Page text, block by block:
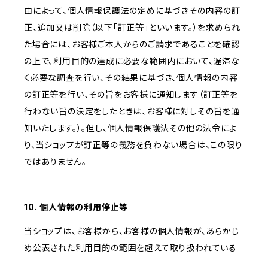
由によって、個人情報保護法の定めに基づきその内容の訂
正、追加又は削除（以下「訂正等」といいます。）を求められ
た場合には、お客様ご本人からのご請求であることを確認
の上で、利用目的の達成に必要な範囲内において、遅滞な
く必要な調査を行い、その結果に基づき、個人情報の内容
の訂正等を行い、その旨をお客様に通知します（訂正等を
行わない旨の決定をしたときは、お客様に対しその旨を通
知いたします。）。但し、個人情報保護法その他の法令によ
り、当ショップが訂正等の義務を負わない場合は、この限り
ではありません。
10. 個人情報の利用停止等
当ショップは、お客様から、お客様の個人情報が、あらかじ
め公表された利用目的の範囲を超えて取り扱われている